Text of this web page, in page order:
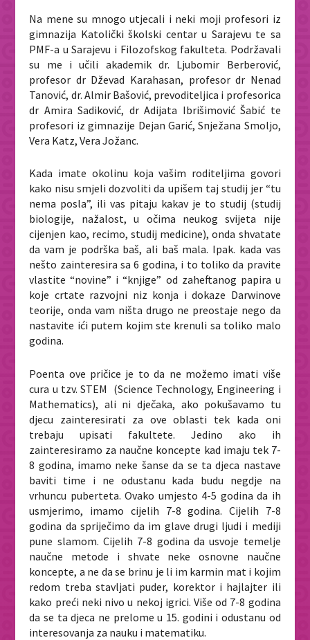
Na mene su mnogo utjecali i neki moji profesori iz
gimnazija Katolički školski centar u Sarajevu te sa
PMF-a u Sarajevu i Filozofskog fakulteta. Podržavali
su me i učili akademik dr. Ljubomir Berberović,
profesor dr Dževad Karahasan, profesor dr Nenad
Tanović, dr. Almir Bašović, prevoditeljica i profesorica
dr Amira Sadiković, dr Adijata Ibrišimović Šabić te
profesori iz gimnazije Dejan Garić, Snježana Smoljo,
Vera Katz, Vera Jožanc.
Kada imate okolinu koja vašim roditeljima govori
kako nisu smjeli dozvoliti da upišem taj studij jer “tu
nema posla”, ili vas pitaju kakav je to studij (studij
biologije, nažalost, u očima neukog svijeta nije
cijenjen kao, recimo, studij medicine), onda shvatate
da vam je podrška baš, ali baš mala. Ipak. kada vas
nešto zainteresira sa 6 godina, i to toliko da pravite
vlastite “novine” i “knjige” od zaheftanog papira u
koje crtate razvojni niz konja i dokaze Darwinove
teorije, onda vam ništa drugo ne preostaje nego da
nastavite ići putem kojim ste krenuli sa toliko malo
godina.
Poenta ove pričice je to da ne možemo imati više
cura u tzv. STEM (Science Technology, Engineering i
Mathematics), ali ni dječaka, ako pokušavamo tu
djecu zainteresirati za ove oblasti tek kada oni
trebaju upisati fakultete. Jedino ako ih
zainteresiramo za naučne koncepte kad imaju tek 7-
8 godina, imamo neke šanse da se ta djeca nastave
baviti time i ne odustanu kada budu negdje na
vrhuncu puberteta. Ovako umjesto 4-5 godina da ih
usmjerimo, imamo cijelih 7-8 godina. Cijelih 7-8
godina da spriječimo da im glave drugi ljudi i mediji
pune slamom. Cijelih 7-8 godina da usvoje temelje
naučne metode i shvate neke osnovne naučne
koncepte, a ne da se brinu je li im karmin mat i kojim
redom treba stavljati puder, korektor i hajlajter ili
kako preći neki nivo u nekoj igrici. Više od 7-8 godina
da se ta djeca ne prelome u 15. godini i odustanu od
interesovanja za nauku i matematiku.